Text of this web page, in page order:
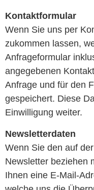
Kontaktformular
Wenn Sie uns per
zukommen lassen,
Anfrageformular
angegebenen
Anfrage und für den
gespeichert. Diese
Einwilligung weiter.
Newsletterdaten
Wenn Sie den auf
Newsletter beziehen
Ihnen eine E-Mail-